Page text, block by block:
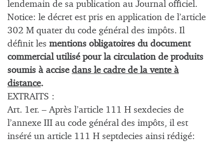
lendemain de sa publication au Journal officiel.
Notice: le décret est pris en application de l’article
302 M quater du code général des impôts. Il
définit les mentions obligatoires du document
commercial utilisé pour la circulation de produits
soumis à accise dans le cadre de la vente à
distance.
EXTRAITS :
Art. 1er. – Après l’article 111 H sexdecies de
l’annexe III au code général des impôts, il est
inséré un article 111 H septdecies ainsi rédigé: